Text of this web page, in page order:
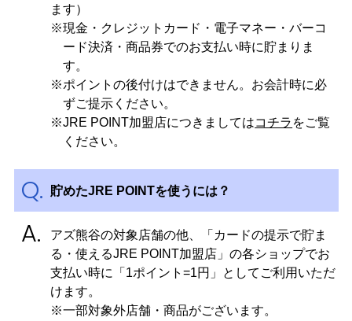
出店募集
Select Language ▼
会社情報 個人情報保護方針
ます）
※現金・クレジットカード・電子マネー・バーコ
ード決済・商品券でのお支払い時に貯まりま
す。
※ポイントの後付けはできません。お会計時に必
ずご提示ください。
※JRE POINT加盟店につきましてはコチラ をご覧
ください。
貯めたJRE POINTを使うには？
アズ熊谷の対象店舗の他、「カードの提示で貯ま
る・使えるJRE POINT加盟店」の各ショップでお
支払い時に「1ポイント=1円」としてご利用いただ
けます。
※一部対象外店舗・商品がございます。